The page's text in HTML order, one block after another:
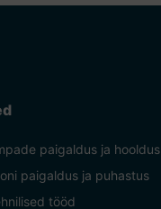
paigaldus ja hooldus
paigaldus ja puhastus
tööd